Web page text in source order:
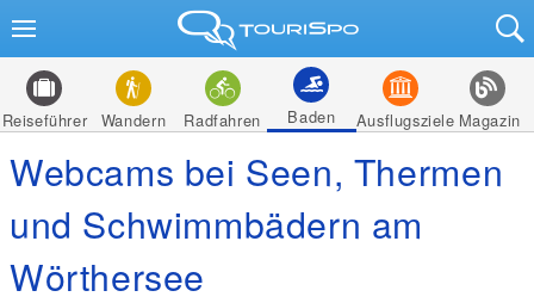
Reiseführer Wandern Radfahren Baden Ausflugsziele Magazin
Webcams bei Seen, Thermen
und Schwimmbädern am
Wörthersee